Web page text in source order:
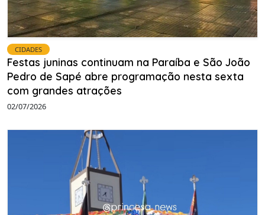
CIDADES
Festas juninas continuam na Paraíba e São João
Pedro de Sapé abre programação nesta sexta
com grandes atrações
02/07/2026